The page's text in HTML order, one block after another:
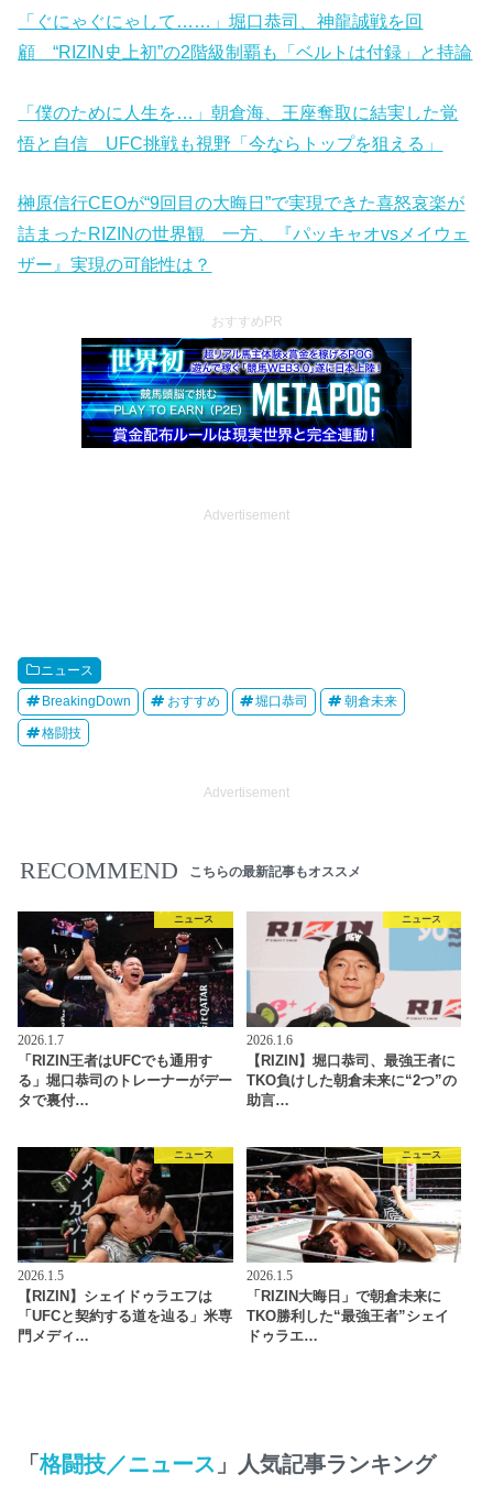
「ぐにゃぐにゃして……」堀口恭司、神龍誠戦を回
顧 “RIZIN史上初”の2階級制覇も「ベルトは付録」と持論
「僕のために人生を…」朝倉海、王座奪取に結実した覚
悟と自信 UFC挑戦も視野「今ならトップを狙える」
榊原信行CEOが“9回目の大晦日”で実現できた喜怒哀楽が
詰まったRIZINの世界観 一方、『パッキャオvsメイウェ
ザー』実現の可能性は？
おすすめPR
Advertisement
ニュース
BreakingDown おすすめ 堀口恭司 朝倉未来
格闘技
Advertisement
RECOMMEND こちらの最新記事もオススメ
ニュース
2026.1.7
「RIZIN王者はUFCでも通用す
る」堀口恭司のトレーナーがデー
タで裏付…
ニュース
2026.1.6
【RIZIN】堀口恭司、最強王者に
TKO負けした朝倉未来に“2つ”の
助言…
ニュース
2026.1.5
【RIZIN】シェイドゥラエフは
「UFCと契約する道を辿る」米専
門メディ…
ニュース
2026.1.5
「RIZIN大晦日」で朝倉未来に
TKO勝利した“最強王者”シェイ
ドゥラエ…
「格闘技／ニュース 」人気記事ランキング